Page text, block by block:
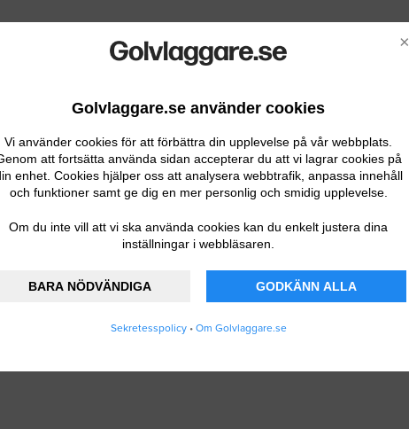
×
Golvlaggare.se använder cookies
Vi använder cookies för att förbättra din upplevelse på vår webbplats.
att fortsätta använda sidan accepterar du att vi lagrar cookies på
enhet. Cookies hjälper oss att analysera webbtrafik, anpassa innehåll
och funktioner samt ge dig en mer personlig och smidig upplevelse.
Om du inte vill att vi ska använda cookies kan du enkelt justera dina
inställningar i webbläsaren.
BARA NÖDVÄNDIGA GODKÄNN ALLA
Sekretesspolicy• Om Golvlaggare.se